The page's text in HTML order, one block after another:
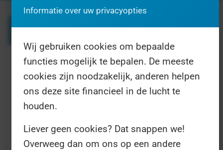
Zoeken
1 resultaat voor "borstkankerman"
Informatie over uw privacyopties
Wij gebruiken cookies om bepaalde
functies mogelijk te bepalen. De meeste
cookies zijn noodzakelijk, anderen helpen
ons deze site financieel in de lucht te
houden.
Liever geen cookies? Dat snappen we!
Overweeg dan om ons op een andere